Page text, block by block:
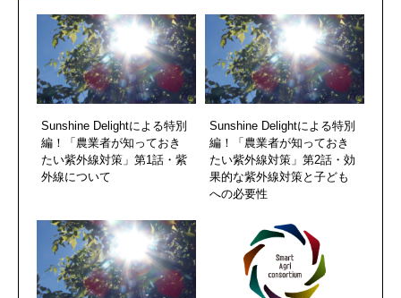
Sunshine Delightによる特別
編！「農業者が知っておき
たい紫外線対策」第1話・紫
外線について
Sunshine Delightによる特別
編！「農業者が知っておき
たい紫外線対策」第2話・効
果的な紫外線対策と子ども
への必要性